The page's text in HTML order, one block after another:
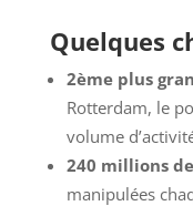
Quelques
2ème plus
Rotterdam, le
volume
240 millions
manipulées